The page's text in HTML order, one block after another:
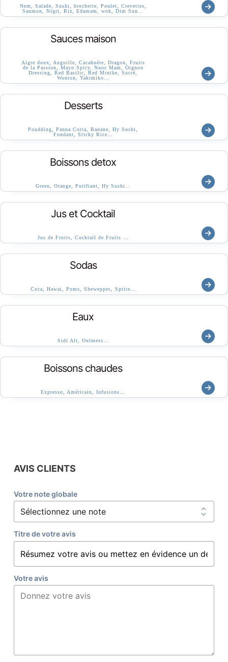
Nem, Salade, Sushi, brochette, Poulet, Crevettes,
Saumon, Nigri, Riz, Edamam, wok, Dim Sun…
Sauces maison
Aigre doux, Anguille, Cacahuète, Dragon, Fruits
de la Passion, Mayo Spicy, Nuoc Mam, Oignon
Dressing, Red Basilic, Red Mrnthe, Sucré,
Wonton, Yakimiko…
Desserts
Poudding, Panna Cotta, Banane, Hy Sushi,
Fondant, Sticky Rice…
Boissons detox
Green, Orange, Purifiant, Hy Sushi…
Jus et Cocktail
Jus de Fruits, Cocktail de Fruits …
Sodas
Coca, Hawai, Poms, Sheweppes, Sprite…
Eaux
Sidi Ali, Oulmess…
Boissons chaudes
Expresso, Américain, Infusions…
AVIS CLIENTS
Votre note globale
Titre de votre avis
Votre avis